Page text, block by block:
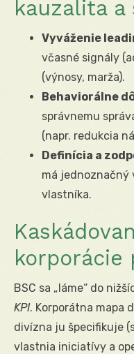
kauzalita a
Vyváženie
včasné signály
(výnosy, marža).
Behaviorálne
správnemu
(napr. redukcia
Definícia a
má jednoznačný
vlastníka.
korporácie
BSC sa „láme“ do
KPI. Korporátna mapa
divízna ju špecifikuje
vlastnia iniciatívy a